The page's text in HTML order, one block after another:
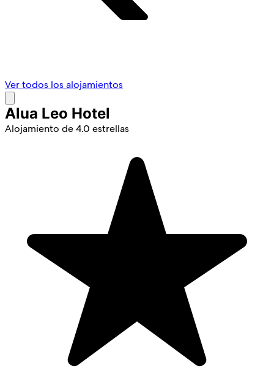
Ver todos los alojamientos
Alua Leo Hotel
Alojamiento de 4.0 estrellas